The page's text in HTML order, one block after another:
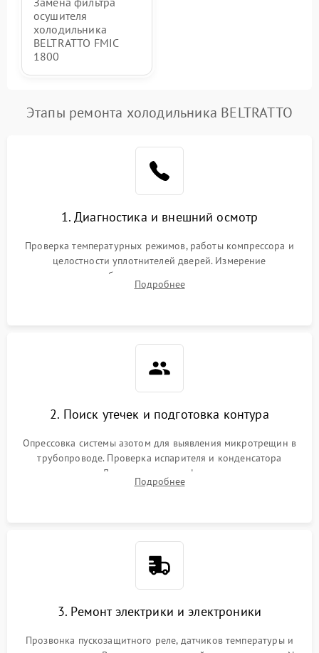
осушителя
холодильника
BELTRATTO FMIC
1800
Этапы ремонта холодильника BELTRATTO
1. Диагностика и внешний осмотр
Проверка температурных режимов, работы компрессора и
целостности уплотнителей дверей. Измерение
сопротивления обмоток мотора, проверка термостата и
считывание кодов ошибок с электронного дисплея.
Подробнее
2. Поиск утечек и подготовка контура
Опрессовка системы азотом для выявления микротрещин в
трубопроводе. Проверка испарителя и конденсатора
течеискателем. Демонтаж старого фильтра-осушителя и
продувка капиллярной трубки для устранения засоров.
Подробнее
3. Ремонт электрики и электроники
Прозвонка пускозащитного реле, датчиков температуры и